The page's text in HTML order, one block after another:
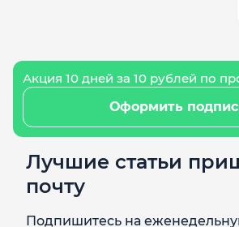
Акция 10 дней за 10 рублей по
Оформить
Лучшие статьи
почту
Подпишитесь на